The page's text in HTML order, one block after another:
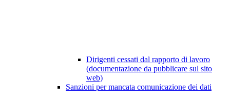
Dirigenti cessati dal rapporto di lavoro
(documentazione da pubblicare sul sito
web)
Sanzioni per mancata comunicazione dei dati